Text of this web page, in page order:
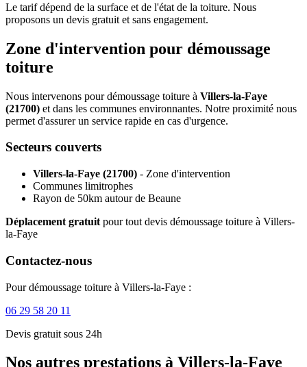
Le tarif dépend de la surface et de l'état de la toiture. Nous
proposons un devis gratuit et sans engagement.
Zone d'intervention pour démoussage
toiture
Nous intervenons pour démoussage toiture à Villers-la-Faye
(21700) et dans les communes environnantes. Notre proximité nous
permet d'assurer un service rapide en cas d'urgence.
Secteurs couverts
Villers-la-Faye (21700) - Zone d'intervention
Communes limitrophes
Rayon de 50km autour de Beaune
Déplacement gratuit pour tout devis démoussage toiture à Villers-
la-Faye
Contactez-nous
Pour démoussage toiture à Villers-la-Faye :
06 29 58 20 11
Devis gratuit sous 24h
Nos autres prestations à Villers-la-Faye